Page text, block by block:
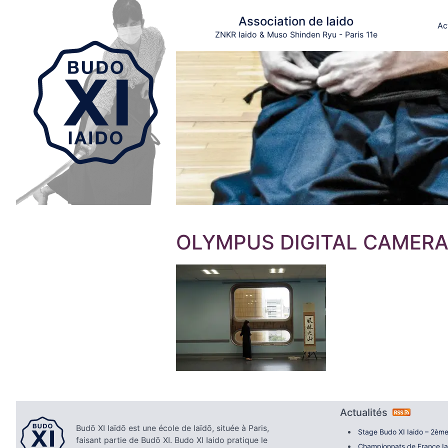
Association de Iaido
ZNKR Iaido & Muso Shinden Ryu - Paris 11e
OLYMPUS DIGITAL CAMERA
Budō XI Iaïdō est une école de Iaïdō, située à Paris,
faisant partie de Budō XI. Budo XI Iaido pratique le
Actualités
Stage Budo XI Iaido –
Championnats de France